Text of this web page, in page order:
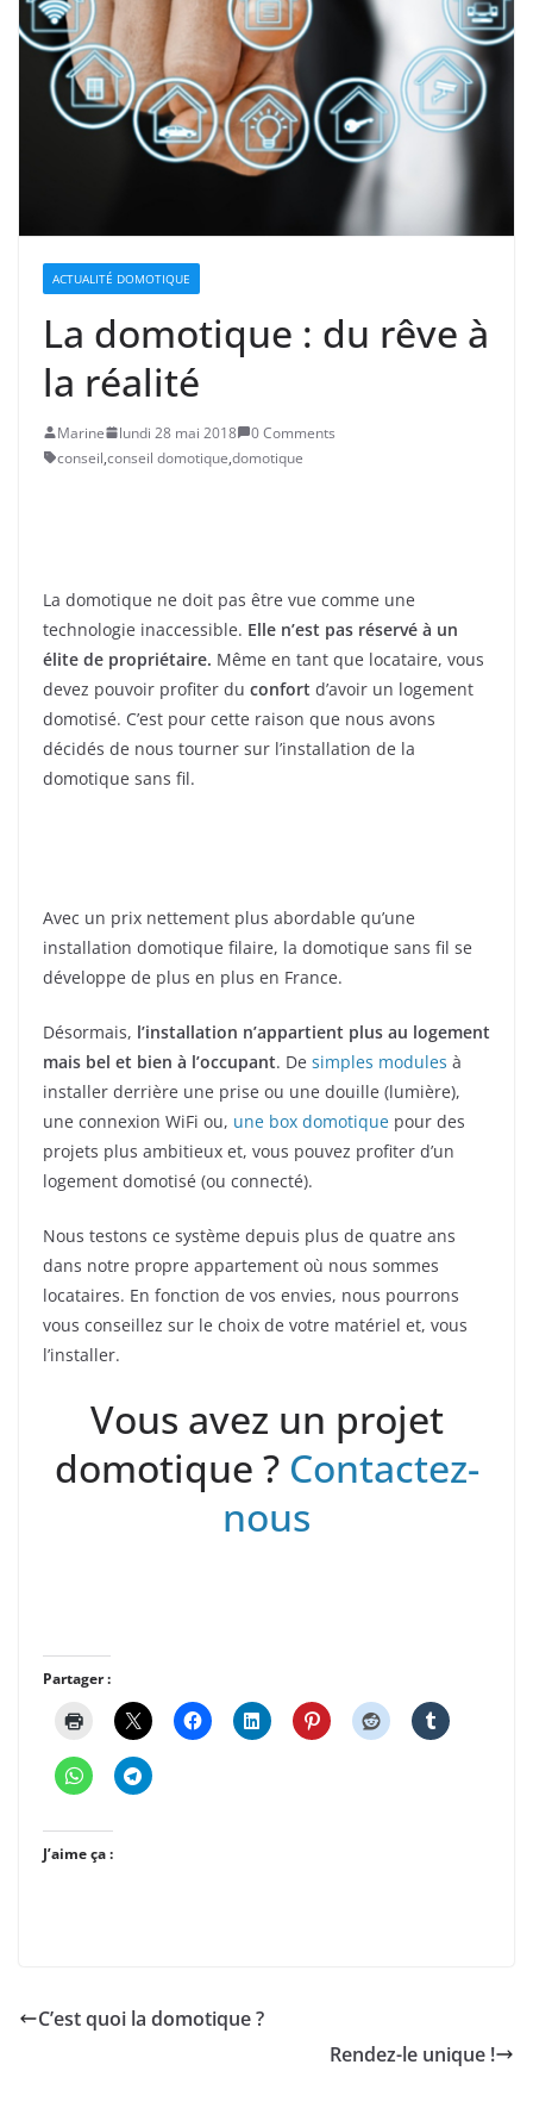
ACTUALITÉ DOMOTIQUE
La domotique : du rêve à
la réalité
Marine lundi 28 mai 2018
0 Comments
conseil,conseil domotique,domotique
La domotique ne doit pas être vue comme une
technologie inaccessible. Elle n’est pas réservé à un
élite de propriétaire. Même en tant que locataire, vous
devez pouvoir profiter du confort d’avoir un logement
domotisé. C’est pour cette raison que nous avons
décidés de nous tourner sur l’installation de la
domotique sans fil.
Avec un prix nettement plus abordable qu’une
installation domotique filaire, la domotique sans fil se
développe de plus en plus en France.
Désormais, l’installation n’appartient plus au logement
mais bel et bien à l’occupant. De simples modules à
installer derrière une prise ou une douille (lumière),
une connexion WiFi ou, une box domotique pour des
projets plus ambitieux et, vous pouvez profiter d’un
logement domotisé (ou connecté).
Nous testons ce système depuis plus de quatre ans
dans notre propre appartement où nous sommes
locataires. En fonction de vos envies, nous pourrons
vous conseillez sur le choix de votre matériel et, vous
l’installer.
Vous avez un projet
domotique ? Contactez-
nous
Partager :
J’aime ça :
C’est quoi la domotique ?
Rendez-le unique !